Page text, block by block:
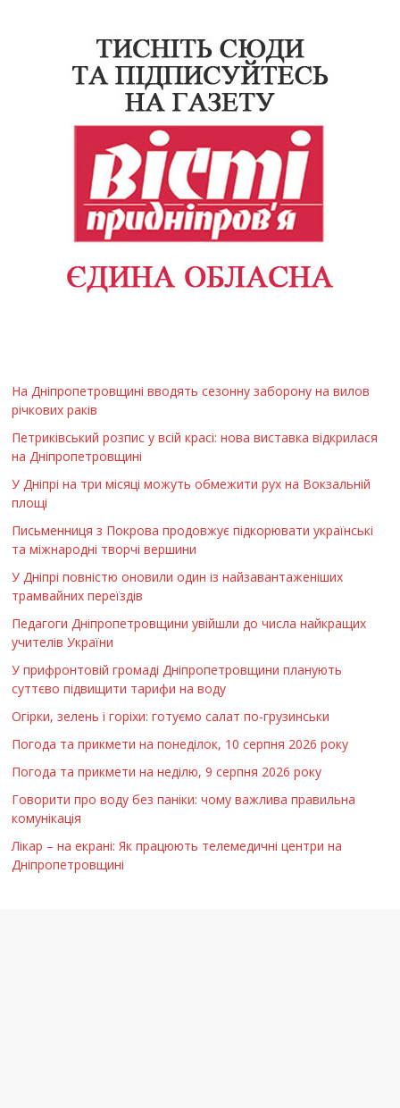
На Дніпропетровщині вводять сезонну заборону на вилов
річкових раків
Петриківський розпис у всій красі: нова виставка відкрилася
на Дніпропетровщині
У Дніпрі на три місяці можуть обмежити рух на Вокзальній
площі
Письменниця з Покрова продовжує підкорювати українські
та міжнародні творчі вершини
У Дніпрі повністю оновили один із найзавантаженіших
трамвайних переїздів
Педагоги Дніпропетровщини увійшли до числа найкращих
учителів України
У прифронтовій громаді Дніпропетровщини планують
суттєво підвищити тарифи на воду
Огірки, зелень і горіхи: готуємо салат по-грузинськи
Погода та прикмети на понеділок, 10 серпня 2026 року
Погода та прикмети на неділю, 9 серпня 2026 року
Говорити про воду без паніки: чому важлива правильна
комунікація
Лікар – на екрані: Як працюють телемедичні центри на
Дніпропетровщині